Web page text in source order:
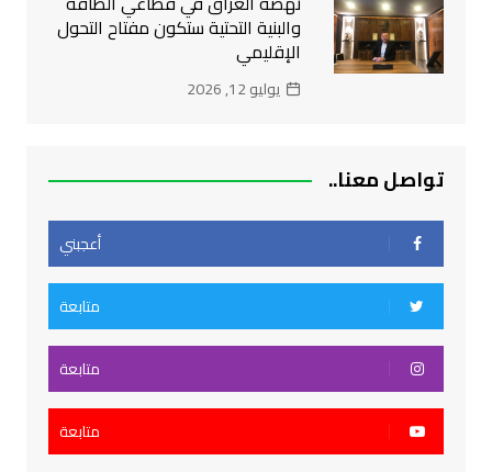
والبنية التحتية ستكون مفتاح التحول
الإقليمي
يوليو 12, 2026
تواصل معنا..
أعجبني
متابعة
متابعة
متابعة